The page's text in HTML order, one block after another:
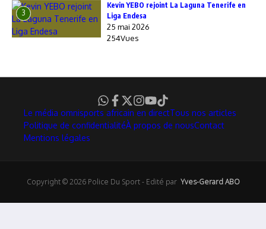
3
Kevin YEBO rejoint La Laguna Tenerife en
Liga Endesa
25 mai 2026
254Vues
Le média omnisports africain en directTous nos articles
Politique de confidentialitéÀ propos de nousContact
Mentions légales
Copyright © 2026 Police Du Sport - Edité par Yves-Gerard ABO